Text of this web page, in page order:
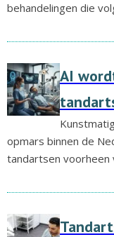
behandelingen die
AI
opmars binnen de
tandartsen voorheen